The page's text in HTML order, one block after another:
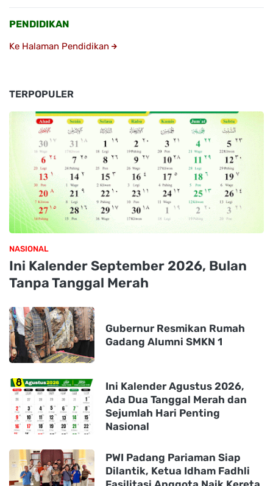
PENDIDIKAN
Ke Halaman Pendidikan
TERPOPULER
NASIONAL
Ini Kalender September 2026, Bulan
Tanpa Tanggal Merah
Gubernur Resmikan Rumah
Gadang Alumni SMKN 1
Ini Kalender Agustus 2026,
Ada Dua Tanggal Merah dan
Sejumlah Hari Penting
Nasional
PWI Padang Pariaman Siap
Dilantik, Ketua Idham Fadhli